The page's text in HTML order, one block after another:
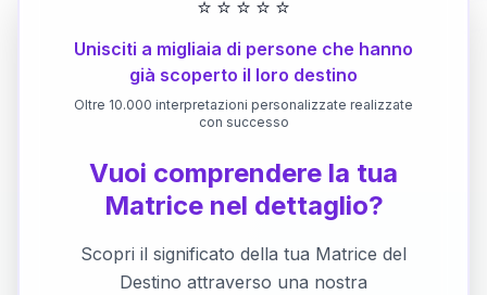
⭐ ⭐ ⭐ ⭐ ⭐
Unisciti a migliaia di persone che hanno
già scoperto il loro destino
Oltre 10.000 interpretazioni personalizzate realizzate
con successo
Vuoi comprendere la tua
Matrice nel dettaglio?
Scopri il significato della tua Matrice del
Destino attraverso una nostra